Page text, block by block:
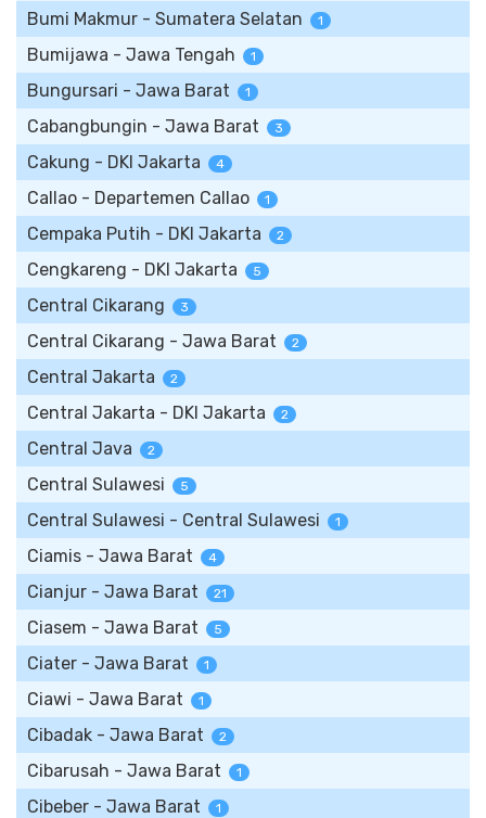
Bumi Makmur - Sumatera Selatan 1
Bumijawa - Jawa Tengah 1
Bungursari - Jawa Barat 1
Cabangbungin - Jawa Barat 3
Cakung - DKI Jakarta 4
Callao - Departemen Callao 1
Cempaka Putih - DKI Jakarta 2
Cengkareng - DKI Jakarta 5
Central Cikarang 3
Central Cikarang - Jawa Barat 2
Central Jakarta 2
Central Jakarta - DKI Jakarta 2
Central Java 2
Central Sulawesi 5
Central Sulawesi - Central Sulawesi 1
Ciamis - Jawa Barat 4
Cianjur - Jawa Barat 21
Ciasem - Jawa Barat 5
Ciater - Jawa Barat 1
Ciawi - Jawa Barat 1
Cibadak - Jawa Barat 2
Cibarusah - Jawa Barat 1
Cibeber - Jawa Barat 1